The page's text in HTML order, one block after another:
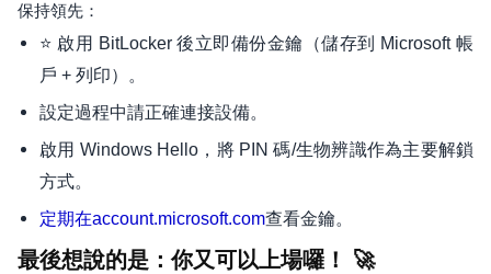
保持領先：
⭐ 啟用 BitLocker 後立即備份金鑰（儲存到 Microsoft 帳
戶 + 列印）。
設定過程中請正確連接設備。
啟用 Windows Hello，將 PIN 碼/生物辨識作為主要解鎖
方式。
定期在account.microsoft.com查看金鑰。
最後想說的是：你又可以上場囉！ 🚀